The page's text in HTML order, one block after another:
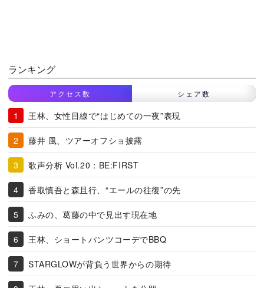
ランキング
アクセス数 シェア数
王林、女性目線で“はじめての一夜”表現
藤井 風、ツアーオフショ披露
歌声分析 Vol.20：BE:FIRST
香取慎吾と森且行、“エールの往復”の先
ふみの、葛藤の中で見出す現在地
王林、ショートパンツコーデでBBQ
STARGLOWが背負う世界からの期待